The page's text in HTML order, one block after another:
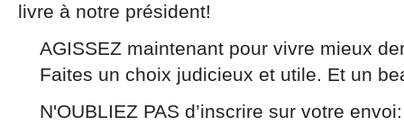
livre à notre président!
AGISSEZ maintenant pour vivre mieux
Faites un choix judicieux et utile. Et un
N'OUBLIEZ PAS d’inscrire sur votre envoi: